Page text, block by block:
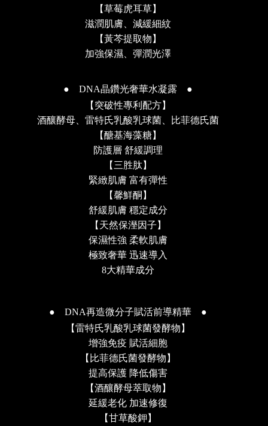
【草莓虎耳草】
滋潤肌膚、減緩細紋
【黃芩提取物】
加強保濕、彈潤光澤
● DNA晶鑽光奢華水凝露 ●
【突破性專利配方】
酒釀酵母、雷特氏乳酸乳球菌、比菲德氏菌
【醣基海藻糖】
防護層 舒緩調理
【三胜肽】
緊緻肌膚 富有彈性
【馨鮮酮】
舒緩肌膚 穩定成分
【天然保溼因子】
保濕性強 柔軟肌膚
極致奢華 迅速導入
8大精華成分
● DNA再造微分子賦活前導精華 ●
【雷特氏乳酸乳球菌發酵物】
增強免疫 賦活細胞
【比菲德氏菌發酵物】
提高保護 降低傷害
【酒釀酵母萃取物】
延緩老化 加速修復
【甘草酸鉀】